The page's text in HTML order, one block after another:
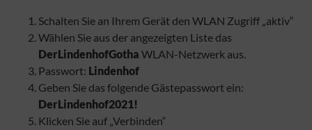
Schalten Sie an Ihrem Gerät den WLAN Zugriff „aktiv“
Wählen Sie aus der angezeigten Liste das
DerLindenhofGotha WLAN-Netzwerk aus.
Passwort: Lindenhof
Geben Sie das folgende Gästepasswort ein:
DerLindenhof2021!
Klicken Sie auf „Verbinden“